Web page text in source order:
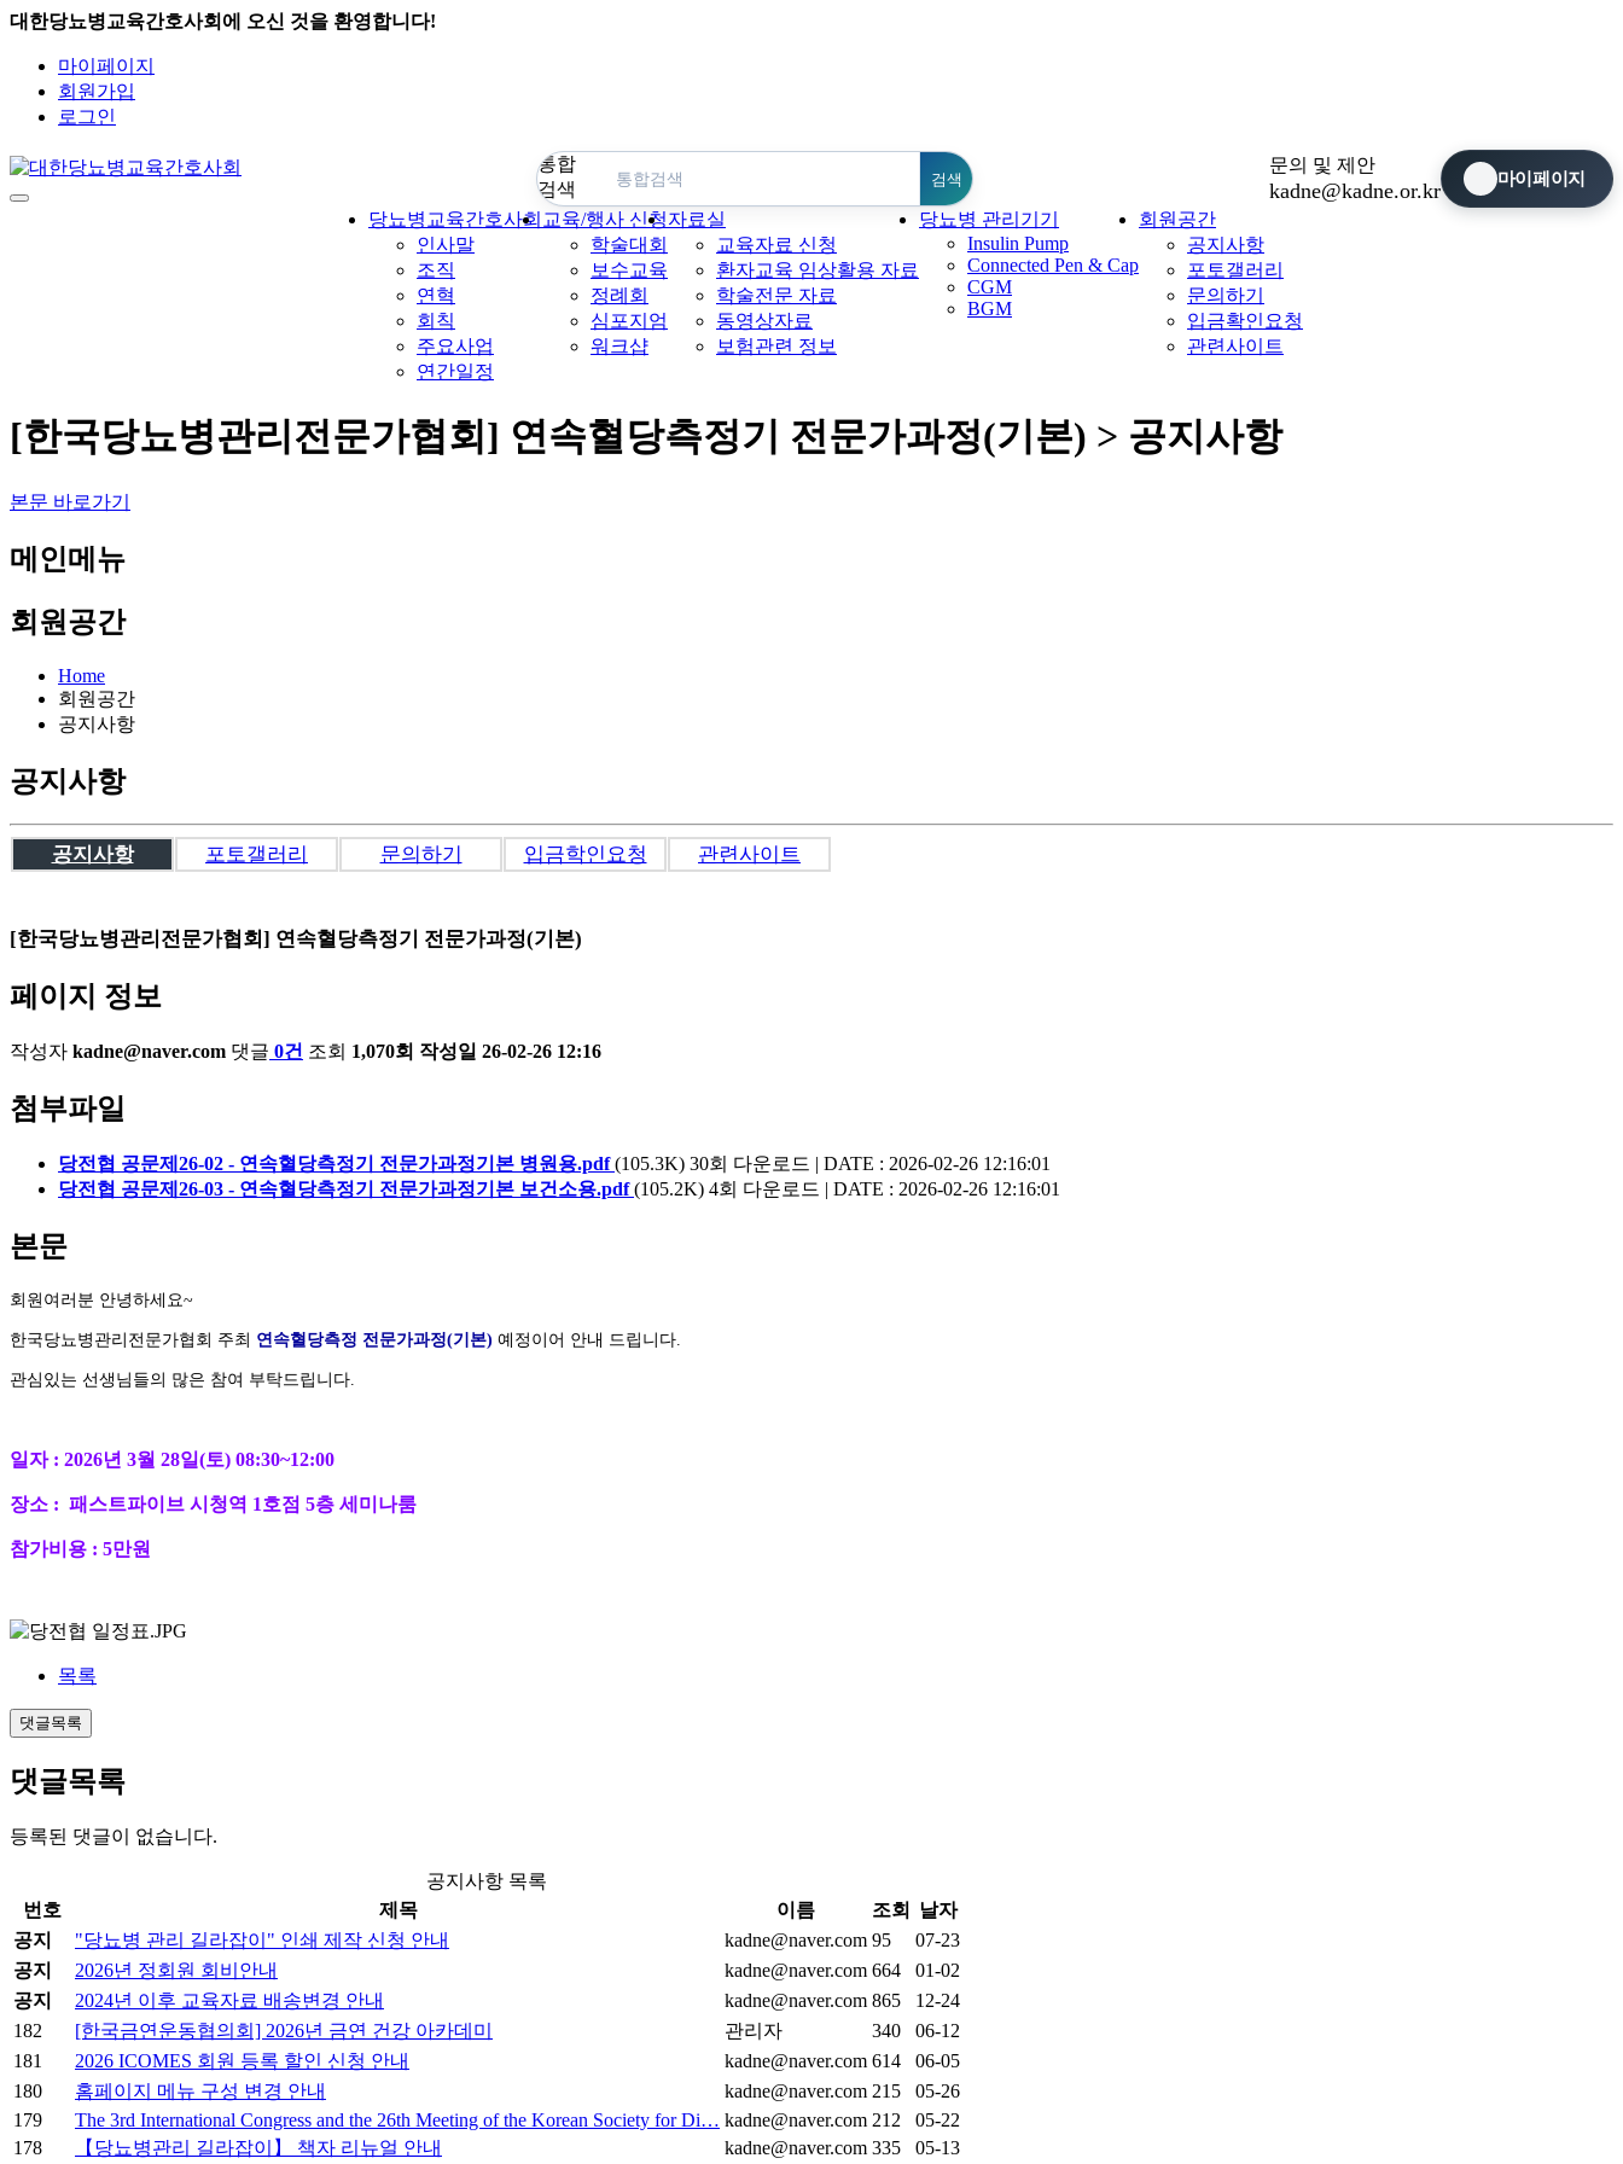
대한당뇨병교육간호사회에 오신 것을 환영합니다!
마이페이지
회원가입
로그인
통합
검색
검색
문의 및 제안
kadne@kadne.or.kr
마이페이지
당뇨병교육간호사회
인사말
조직
연혁
회칙
주요사업
연간일정
교육/행사 신청
학술대회
보수교육
정례회
심포지엄
워크샵
자료실
교육자료 신청
환자교육 임상활용 자료
학술전문 자료
동영상자료
보험관련 정보
당뇨병 관리기기
Insulin Pump
Connected Pen & Cap
CGM
BGM
회원공간
공지사항
포토갤러리
문의하기
입금확인요청
관련사이트
[한국당뇨병관리전문가협회] 연속혈당측정기 전문가과정(기본) > 공지사항
본문 바로가기
메인메뉴
회원공간
Home
회원공간
공지사항
공지사항
공지사항 포토갤러리 문의하기 입금학인요청 관련사이트
[한국당뇨병관리전문가협회] 연속혈당측정기 전문가과정(기본)
페이지 정보
작성자 kadne@naver.com 댓글 0건 조회 1,070회 작성일 26-02-26 12:16
첨부파일
당전협 공문제26-02 - 연속혈당측정기 전문가과정기본 병원용.pdf (105.3K) 30회 다운로드 | DATE : 2026-02-26 12:16:01
당전협 공문제26-03 - 연속혈당측정기 전문가과정기본 보건소용.pdf (105.2K) 4회 다운로드 | DATE : 2026-02-26 12:16:01
본문
회원여러분 안녕하세요~
한국당뇨병관리전문가협회 주최 연속혈당측정 전문가과정(기본) 예정이어 안내 드립니다.
관심있는 선생님들의 많은 참여 부탁드립니다.
일자 : 2026년 3월 28일(토) 08:30~12:00
장소 : 패스트파이브 시청역 1호점 5층 세미나룸
참가비용 : 5만원
목록
댓글목록
댓글목록
등록된 댓글이 없습니다.
공지사항 목록
번호
제목 이름 조회
날자
공지
"당뇨병 관리 길라잡이" 인쇄 제작 신청 안내 kadne@naver.com 95
07-23
공지
2026년 정회원 회비안내 kadne@naver.com 664
01-02
공지
2024년 이후 교육자료 배송변경 안내 kadne@naver.com 865
12-24
182
[한국금연운동협의회] 2026년 금연 건강 아카데미 관리자 340
06-12
181
2026 ICOMES 회원 등록 할인 신청 안내 kadne@naver.com 614
06-05
180
홈페이지 메뉴 구성 변경 안내 kadne@naver.com 215
05-26
179
The 3rd International Congress and the 26th Meeting of the Korean Society for Di… kadne@naver.com 212
05-22
178
【당뇨병관리 길라잡이】 책자 리뉴얼 안내 kadne@naver.com 335 05-13